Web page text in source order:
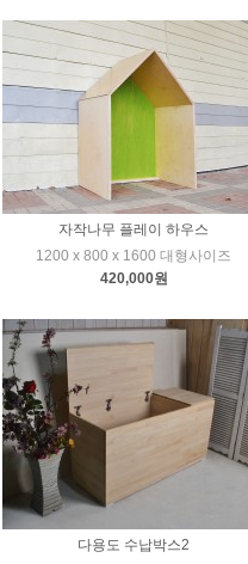
자작나무 플레이 하우스
1200 x 800 x 1600 대형사이즈
420,000원
다용도 수납박스2